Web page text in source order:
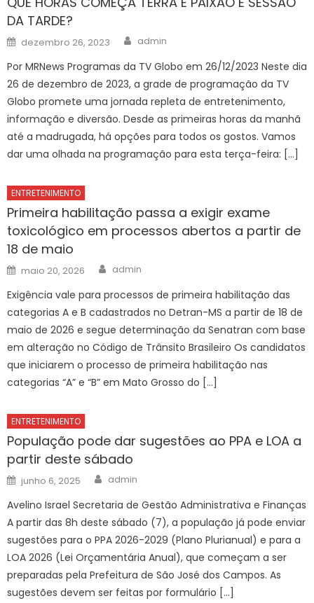
DA TARDE?
Posted
on
dezembro 26, 2023 Author
admin
Por MRNews Programas da TV Globo em 26/12/2023 Neste dia
26 de dezembro de 2023, a grade de programação da TV
Globo promete uma jornada repleta de entretenimento,
informação e diversão. Desde as primeiras horas da manhã
até a madrugada, há opções para todos os gostos. Vamos
dar uma olhada na programação para esta terça-feira: […]
ENTRETENIMENTO
Primeira habilitação passa a exigir exame
toxicológico em processos abertos a partir de
18 de maio
Posted
on
maio 20, 2026 Author
admin
Exigência vale para processos de primeira habilitação das
categorias A e B cadastrados no Detran-MS a partir de 18 de
maio de 2026 e segue determinação da Senatran com base
em alteração no Código de Trânsito Brasileiro Os candidatos
que iniciarem o processo de primeira habilitação nas
categorias “A” e “B” em Mato Grosso do […]
ENTRETENIMENTO
População pode dar sugestões ao PPA e LOA a
partir deste sábado
Posted
on
junho 6, 2025 Author
admin
Avelino Israel Secretaria de Gestão Administrativa e Finanças
A partir das 8h deste sábado (7), a população já pode enviar
sugestões para o PPA 2026-2029 (Plano Plurianual) e para a
LOA 2026 (Lei Orçamentária Anual), que começam a ser
preparadas pela Prefeitura de São José dos Campos. As
sugestões devem ser feitas por formulário […]